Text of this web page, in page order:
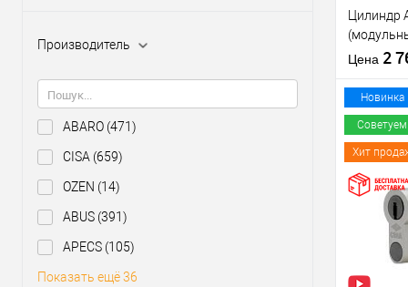
Производитель
ABARO (471)
CISA (659)
OZEN (14)
ABUS (391)
APECS (105)
Показать ещё 36
Уровень
Модель
Тип товара
Тип ключа
Цилиндр
никель
Цена 2
Купить
клик
В
Новинка
Советуем
Хит